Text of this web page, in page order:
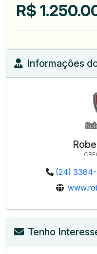
R$
Informações
(24)
Tenho